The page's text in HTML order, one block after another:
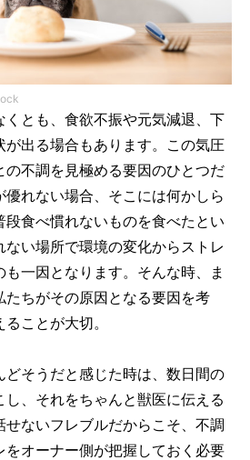
くとも、食欲不振や元気減退、下
が出る場合もあります。この気圧
の不調を見極める要因のひとつだ
れない場合、そこには何かしら
食べ慣れないものを食べたとい
ない場所で環境の変化からストレ
一因となります。そんな時、ま
たちがその原因となる要因を考
ことが大切。
どそうだと感じた時は、数日間の
、それをちゃんと獣医に伝える
せないフレブルだからこそ、不調
をオーナー側が把握しておく必要